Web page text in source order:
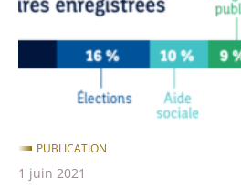
de
l'année
2020
PUBLICATION
1 juin 2021